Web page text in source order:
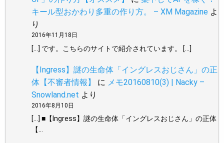
キール型おかわり多重の作り方。 – XM Magazine よ
り
2016年11月18日
[…] です。こちらのサイトで紹介されています。 […]
【Ingress】謎の生命体「イングレスおじさん」の正
体【不審者情報】
に メモ20160810(3) | Nacky –
Snowland.net より
2016年8月10日
[…] ■【Ingress】謎の生命体「イングレスおじさん」の正体
【…